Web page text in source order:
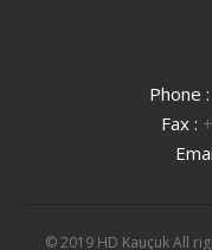
Phone :
Fax :
© 2019 HD Kauçuk All